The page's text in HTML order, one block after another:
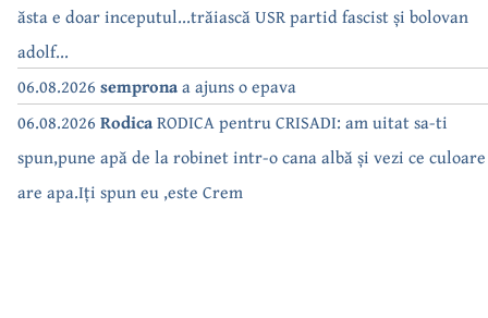
ăsta e doar inceputul...trăiască USR partid fascist și bolovan
adolf...
06.08.2026 sempronaa ajuns o epava
06.08.2026 RodicaRODICA pentru CRISADI: am uitat sa-ti
spun,pune apă de la robinet intr-o cana albă și vezi ce culoare
are apa.Iți spun eu ,este Crem